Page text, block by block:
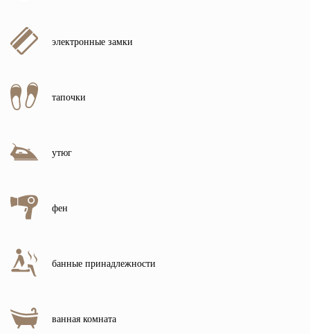
электронные замки
тапочки
утюг
фен
банные принадлежности
ванная комната